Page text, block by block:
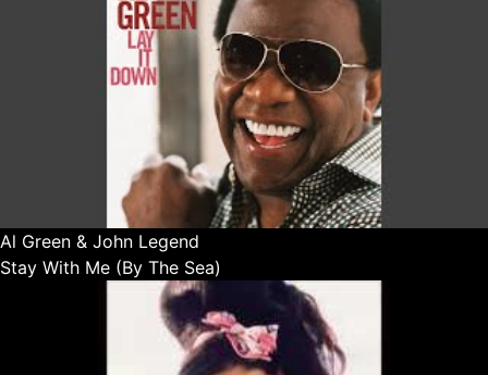
Al Green & John Legend
Stay With Me (By The Sea)